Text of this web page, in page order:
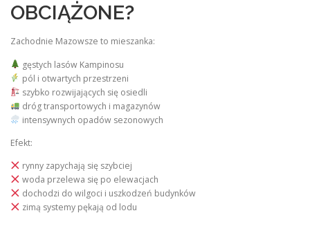
OBCIĄŻONE?
Zachodnie Mazowsze to mieszanka:
gęstych lasów Kampinosu
pól i otwartych przestrzeni
szybko rozwijających się osiedli
dróg transportowych i magazynów
intensywnych opadów sezonowych
Efekt:
rynny zapychają się szybciej
woda przelewa się po elewacjach
dochodzi do wilgoci i uszkodzeń budynków
zimą systemy pękają od lodu